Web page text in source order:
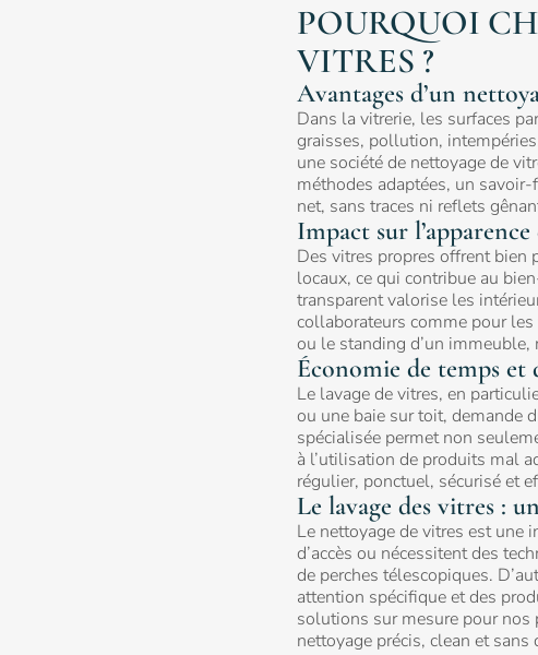
Viedaura
Nos zones d'intervention
POURQUOI
VITRES ?
Avantages d’un
Dans la vitrerie, les surfaces
graisses, pollution,
une société de nettoyage de
méthodes adaptées, un
net, sans traces ni reflets
Impact sur
Des vitres propres offrent
locaux, ce qui contribue au
transparent valorise les
collaborateurs comme pour les
ou le standing d’un immeuble,
Économie de temps et
Le lavage de vitres, en
ou une baie sur toit, demande
spécialisée permet non
à l’utilisation de produits mal
régulier, ponctuel, sécurisé et
Le lavage des vitres :
Le nettoyage de vitres est une
d’accès ou nécessitent des
de perches télescopiques.
attention spécifique et des
solutions sur mesure pour nos
nettoyage précis, clean et sans